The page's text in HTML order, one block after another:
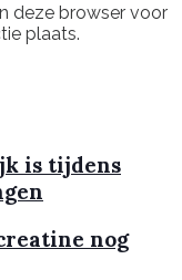
deze browser voor
plaats.
is tijdens
nog